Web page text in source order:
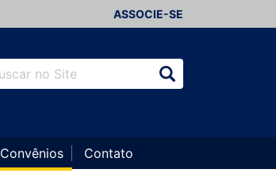
ASSOCIE-SE
Convênios Contato